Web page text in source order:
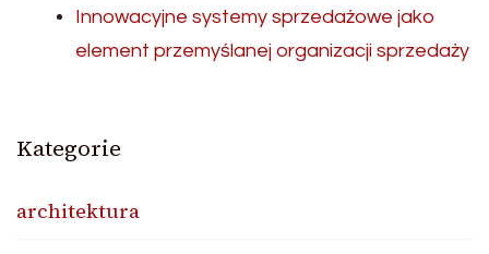
Innowacyjne systemy sprzedażowe jako
element przemyślanej organizacji sprzedaży
Kategorie
architektura